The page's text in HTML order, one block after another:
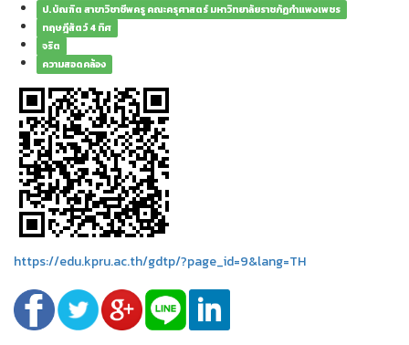
ป.บัณฑิต สาขาวิชาชีพครู คณะครุศาสตร์ มหาวิทยาลัยราชภัฏกำแพงเพชร
ทฤษฎีสัตว์ 4 ทิศ
จริต
ความสอดคล้อง
https://edu.kpru.ac.th/gdtp/?page_id=9&lang=TH